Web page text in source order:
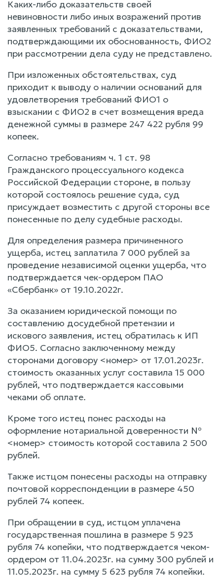
Каких-либо доказательств своей
невиновности либо иных возражений против
заявленных требований с доказательствами,
подтверждающими их обоснованность, ФИО2
при рассмотрении дела суду не представлено.
При изложенных обстоятельствах, суд
приходит к выводу о наличии оснований для
удовлетворения требований ФИО1 о
взыскании с ФИО2 в счет возмещения вреда
денежной суммы в размере 247 422 рубля 99
копеек.
Согласно требованиям ч. 1 ст. 98
Гражданского процессуального кодекса
Российской Федерации стороне, в пользу
которой состоялось решение суда, суд
присуждает возместить с другой стороны все
понесенные по делу судебные расходы.
Для определения размера причиненного
ущерба, истец заплатила 7 000 рублей за
проведение независимой оценки ущерба, что
подтверждается чек-ордером ПАО
«Сбербанк» от 19.10.2022г.
За оказанием юридической помощи по
составлению досудебной претензии и
искового заявления, истец обратилась к ИП
ФИО5. Согласно заключенному между
сторонами договору <номер> от 17.01.2023г.
стоимость оказанных услуг составила 15 000
рублей, что подтверждается кассовыми
чеками об оплате.
Кроме того истец понес расходы на
оформление нотариальной доверенности №
<номер> стоимость которой составила 2 500
рублей.
Также истцом понесены расходы на отправку
почтовой корреспонденции в размере 450
рублей 74 копеек.
При обращении в суд, истцом уплачена
государственная пошлина в размере 5 923
рубля 74 копейки, что подтверждается чеком-
ордером от 11.04.2023г. на сумму 300 рублей и
11.05.2023г. на сумму 5 623 рубля 74 копейки.